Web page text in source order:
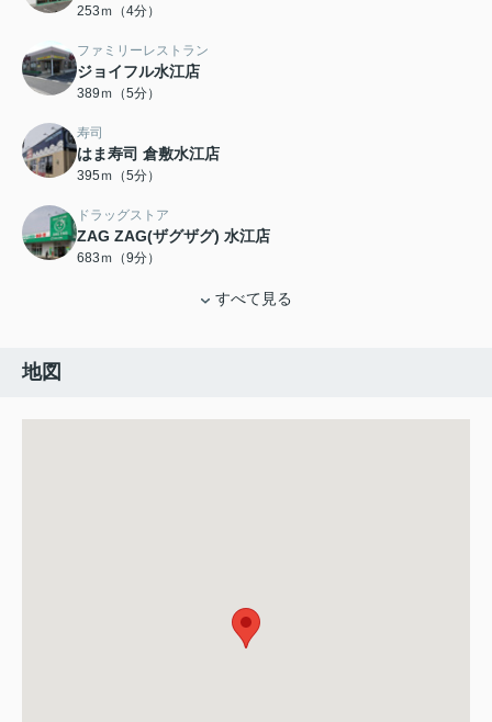
253ｍ（4分）
ファミリーレストラン
ジョイフル水江店
389ｍ（5分）
寿司
はま寿司 倉敷水江店
395ｍ（5分）
ドラッグストア
ZAG ZAG(ザグザグ) 水江店
683ｍ（9分）
すべて見る
地図